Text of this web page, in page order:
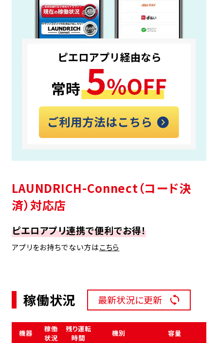
LAUNDRICH-Connect（コード決
済）対応店
ピエロアプリ連携で便利でお得！
アプリをお持ちでない方はこちら
稼働状況 最新状況に更新
機器
稼働
状況
残り運転
時間
機別 容量